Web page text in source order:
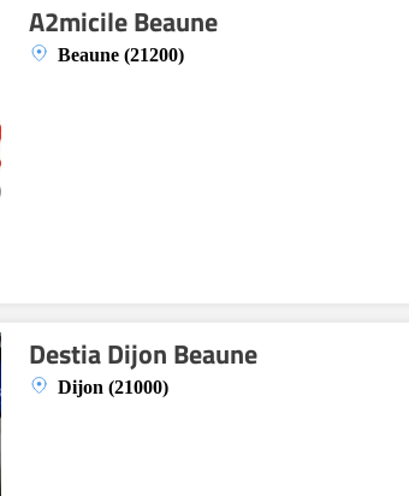
A2micile Beaune
Beaune (21200)
Destia Dijon Beaune
Dijon (21000)